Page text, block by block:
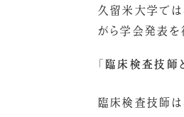
久留米大学では
がら学会発表を
「臨床検査技師
臨床検査技師